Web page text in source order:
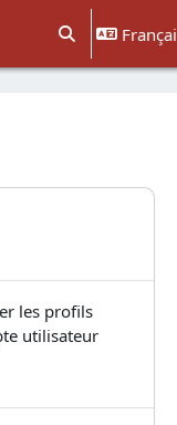
Activer/
les profils
utilisateur